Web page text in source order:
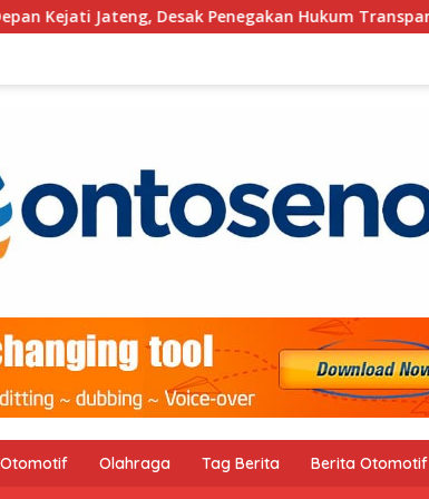
Hukum Transparan dan Tanpa Tebang Pilih
Otomotif Olahraga Tag Berita Berita Otomotif